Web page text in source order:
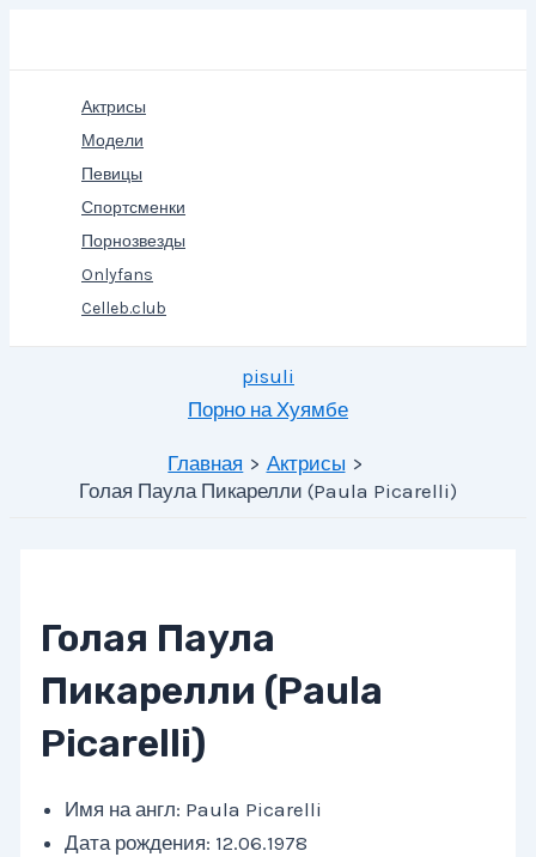
Актрисы
Модели
Певицы
Спортсменки
Порнозвезды
Onlyfans
Celleb.club
pisuli
Порно на Хуямбе
Главная
Актрисы
Голая Паула Пикарелли (Paula Picarelli)
Голая Паула
Пикарелли (Paula
Picarelli)
Имя на англ: Paula Picarelli
Дата рождения: 12.06.1978